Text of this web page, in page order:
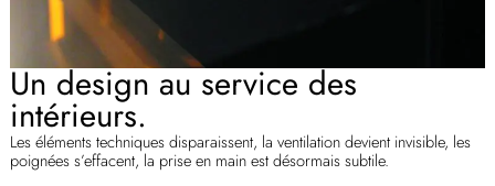
Un design au service des
intérieurs.
Les éléments techniques disparaissent, la ventilation devient invisible, les
poignées s’effacent, la prise en main est désormais subtile.